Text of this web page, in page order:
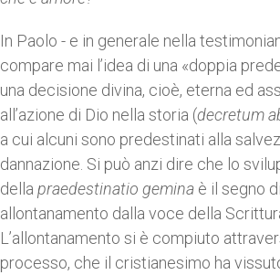
In Paolo - e in generale nella
compare mai l’idea di una «doppia
una decisione divina, cioè, eterna ed
all’azione di Dio nella storia (decretum
a cui alcuni sono predestinati alla
dannazione. Si può anzi dire che lo
della praedestinatio gemina è il segno
allontanamento dalla voce della
L’allontanamento si è compiuto
processo, che il cristianesimo ha